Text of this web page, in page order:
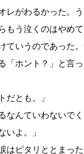
レがわるかった。う
もう泣くのはやめ
ていうのであった
「ホント？」と言
とも。」
んていわないでく
よ。」
はピタリととまっ